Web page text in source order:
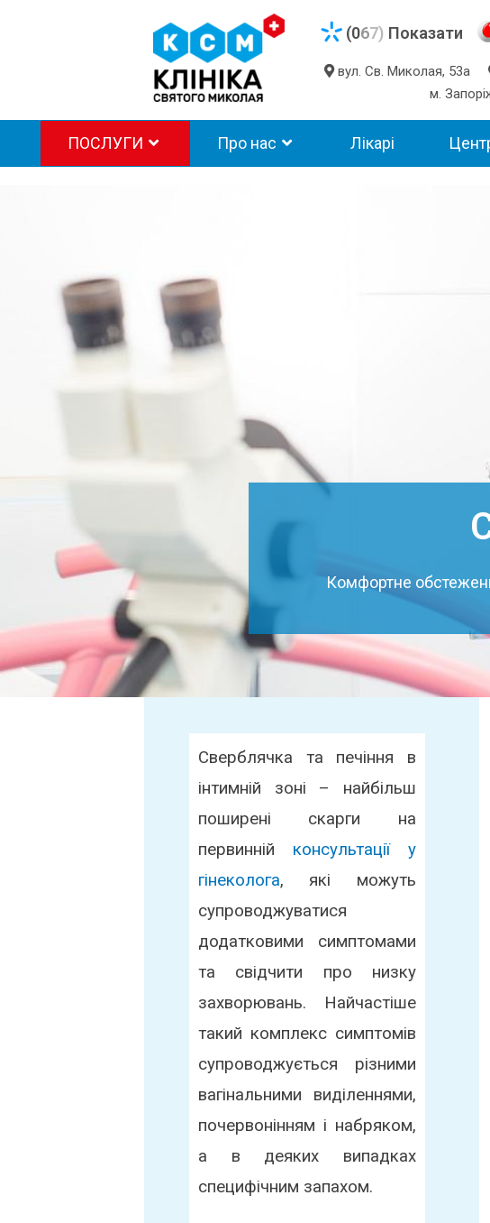
(067) Показати
вул. Св. Миколая, 53а
м.
ПОСЛУГИ Про нас Лікарі
Комфортне
Сверблячка та печіння в
інтимній зоні – найбільш
поширені скарги на
первинній консультації у
гінеколога, які можуть
супроводжуватися
додатковими симптомами
та свідчити про низку
захворювань. Найчастіше
такий комплекс симптомів
супроводжується різними
вагінальними виділеннями,
почервонінням і набряком,
а в деяких випадках
специфічним запахом.